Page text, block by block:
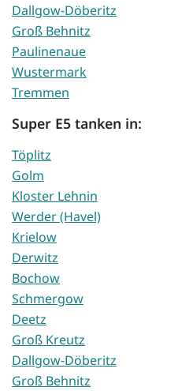
Dallgow-Döberitz
Groß Behnitz
Paulinenaue
Wustermark
Tremmen
Super E5 tanken in:
Töplitz
Golm
Kloster Lehnin
Werder (Havel)
Krielow
Derwitz
Bochow
Schmergow
Deetz
Groß Kreutz
Dallgow-Döberitz
Groß Behnitz